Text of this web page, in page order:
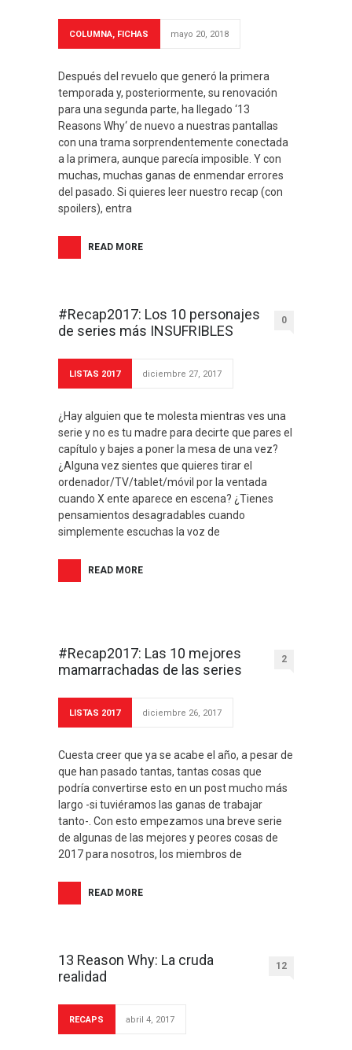
COLUMNA, FICHAS mayo 20, 2018
Después del revuelo que generó la primera
temporada y, posteriormente, su renovación
para una segunda parte, ha llegado ‘13
Reasons Why‘ de nuevo a nuestras pantallas
con una trama sorprendentemente conectada
a la primera, aunque parecía imposible. Y con
muchas, muchas ganas de enmendar errores
del pasado. Si quieres leer nuestro recap (con
spoilers), entra
READ MORE
#Recap2017: Los 10 personajes
de series más INSUFRIBLES
0
LISTAS 2017 diciembre 27, 2017
¿Hay alguien que te molesta mientras ves una
serie y no es tu madre para decirte que pares el
capítulo y bajes a poner la mesa de una vez?
¿Alguna vez sientes que quieres tirar el
ordenador/TV/tablet/móvil por la ventada
cuando X ente aparece en escena? ¿Tienes
pensamientos desagradables cuando
simplemente escuchas la voz de
READ MORE
#Recap2017: Las 10 mejores
mamarrachadas de las series
2
LISTAS 2017 diciembre 26, 2017
Cuesta creer que ya se acabe el año, a pesar de
que han pasado tantas, tantas cosas que
podría convertirse esto en un post mucho más
largo -si tuviéramos las ganas de trabajar
tanto-. Con esto empezamos una breve serie
de algunas de las mejores y peores cosas de
2017 para nosotros, los miembros de
READ MORE
13 Reason Why: La cruda
realidad
12
RECAPS abril 4, 2017